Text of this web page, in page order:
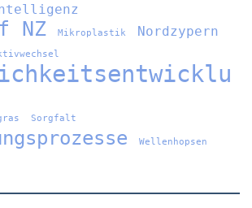
NZ Mikroplastik Nordzypern
Sorgfalt
Wellenhopsen